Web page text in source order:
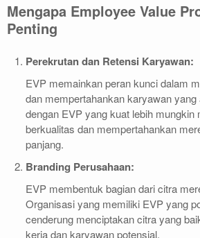
Mengapa Employee Value
Penting
Perekrutan dan Retensi Karyawan:
EVP memainkan peran kunci dalam
dan mempertahankan karyawan
dengan EVP yang kuat lebih mungkin
berkualitas dan mempertahankan
panjang.
Branding Perusahaan:
EVP membentuk bagian dari citra
Organisasi yang memiliki EVP yang
cenderung menciptakan citra yang
kerja dan karyawan potensial.